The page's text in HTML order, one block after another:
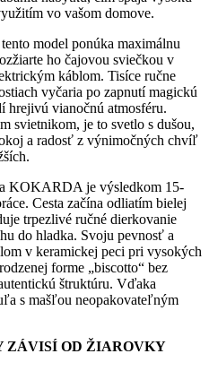
vo vašom domove.
model ponúka maximálnu
ho čajovou sviečkou v
káblom. Tisíce ručne
vyčaria po zapnutí magickú
hrejivú vianočnú atmosféru.
svietnikom, je to svetlo s dušou,
a radosť z výnimočných chvíľ
KOKARDA je výsledkom 15-
Cesta začína odliatím bielej
trpezlivé ručné dierkovanie
do hladka. Svoju pevnosť a
v keramickej peci pri vysokých
forme „biscotto“ bez
štruktúru. Vďaka
s mašľou neopakovateľným
ZÁVISÍ OD ŽIAROVKY